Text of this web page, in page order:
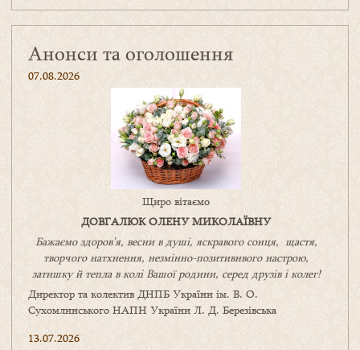
Анонси та оголошення
07.08.2026
Щиро вітаємо
ДОВГАЛЮК ОЛЕНУ МИКОЛАЇВНУ
Бажаємо здоров’я, весни в душі, яскравого сонця, щастя,
творчого натхнення, незмінно-позитивнвого настрою,
затишкуйтепла в коліВашоїродини, серед друзів і колег!
Директор та колектив ДНПБ України ім. В. О.
Сухомлинського НАПН України Л. Д. Березівська
13.07.2026